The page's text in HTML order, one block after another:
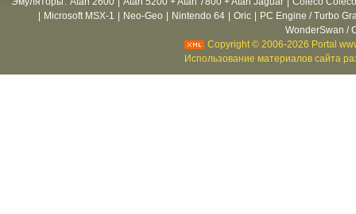
Microsoft MSX-1 Neo-Geo Nintendo 64 Oric
PC Engine / Turbo
WonderSwan /
Copyright © 2006-2026 Portal
Использование материалов сайта